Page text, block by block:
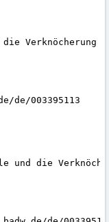
Verknöcherung
de/003395113
die